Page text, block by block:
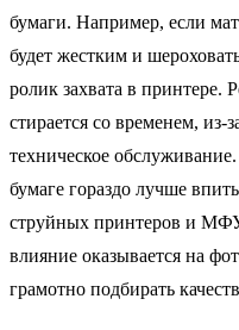
бумаги. Например, если
будет жестким и
ролик захвата в принтере.
стирается со временем, из-
техническое
бумаге гораздо лучше
струйных принтеров и
влияние оказывается на
грамотно подбирать